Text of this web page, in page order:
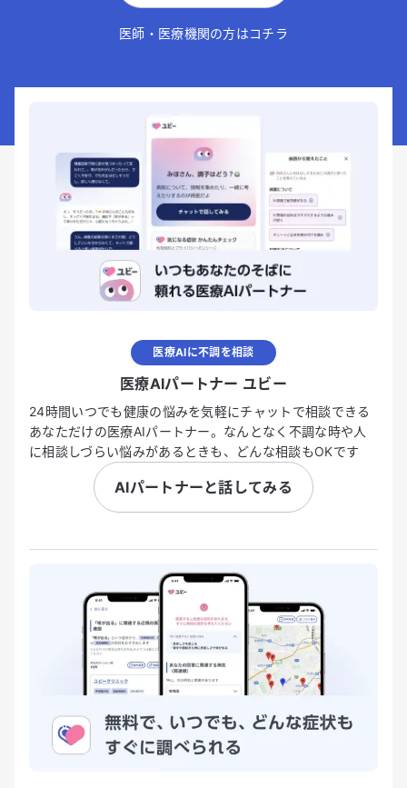
医師・医療機関の方はコチラ
医療AIに不調を相談
医療AIパートナー ユビー
24時間いつでも健康の悩みを気軽にチャットで相談できる
あなただけの医療AIパートナー。なんとなく不調な時や人
に相談しづらい悩みがあるときも、どんな相談もOKです
AIパートナーと話してみる